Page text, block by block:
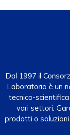
Dal 1997 il
Laboratorio è un
tecnico-
vari settori.
prodotti o